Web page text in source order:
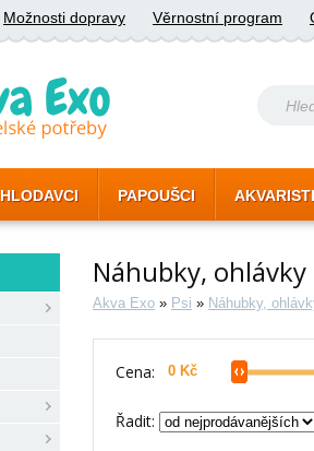
Možnosti dopravy Věrnostní program
HLODAVCI PAPOUŠCI
Náhubky,
Akva Exo » Psi » Náhubky,
Cena:
Řadit: